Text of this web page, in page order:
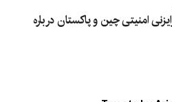
امنیتی چین و پاکستان درباره